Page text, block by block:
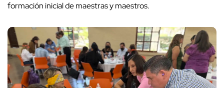
formación inicial de maestras y maestros.